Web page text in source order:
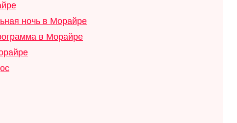
ночь в Морайре
в Морайре